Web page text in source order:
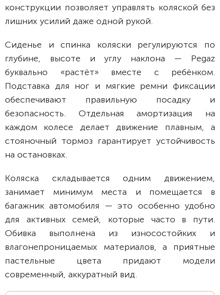
конструкции позволяет управлять коляской без
лишних усилий даже одной рукой.
Сиденье и спинка коляски регулируются по
глубине, высоте и углу наклона — Pegaz
буквально «растёт» вместе с ребёнком.
Подставка для ног и мягкие ремни фиксации
обеспечивают правильную посадку и
безопасность. Отдельная амортизация на
каждом колесе делает движение плавным, а
стояночный тормоз гарантирует устойчивость
на остановках.
Коляска складывается одним движением,
занимает минимум места и помещается в
багажник автомобиля — это особенно удобно
для активных семей, которые часто в пути.
Обивка выполнена из износостойких и
влагонепроницаемых материалов, а приятные
пастельные цвета придают модели
современный, аккуратный вид.